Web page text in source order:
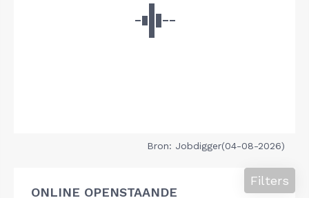
Bron: Jobdigger(04-08-2026)
ONLINE OPENSTAANDE
Filters